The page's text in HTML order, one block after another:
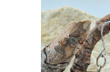
Capac textil pentru vase și farfurii
Prosop de bucătărie "NU-
Suport pentru tacâmuri de
Sac reutilizabil pentru fructe și
Card cadou